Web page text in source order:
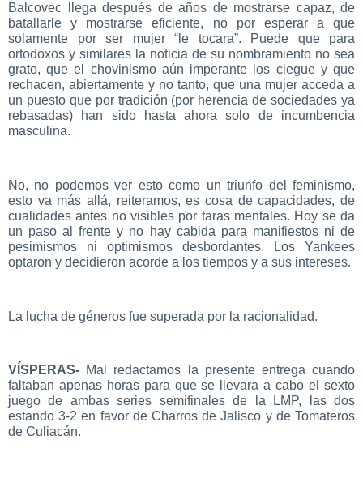
Balcovec llega después de años de mostrarse capaz, de
batallarle y mostrarse eficiente, no por esperar a que
solamente por ser mujer “le tocara”. Puede que para
ortodoxos y similares la noticia de su nombramiento no sea
grato, que el chovinismo aún imperante los ciegue y que
rechacen, abiertamente y no tanto, que una mujer acceda a
un puesto que por tradición (por herencia de sociedades ya
rebasadas) han sido hasta ahora solo de incumbencia
masculina.
No, no podemos ver esto como un triunfo del feminismo,
esto va más allá, reiteramos, es cosa de capacidades, de
cualidades antes no visibles por taras mentales. Hoy se da
un paso al frente y no hay cabida para manifiestos ni de
pesimismos ni optimismos desbordantes. Los Yankees
optaron y decidieron acorde a los tiempos y a sus intereses.
La lucha de géneros fue superada por la racionalidad.
VÍSPERAS- Mal redactamos la presente entrega cuando
faltaban apenas horas para que se llevara a cabo el sexto
juego de ambas series semifinales de la LMP, las dos
estando 3-2 en favor de Charros de Jalisco y de Tomateros
de Culiacán.